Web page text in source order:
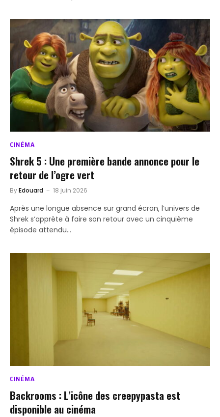
CINÉMA
Shrek 5 : Une première bande annonce pour le
retour de l’ogre vert
ByEdouard 18 juin 2026
Après une longue absence sur grand écran, l’univers de
Shrek s’apprête à faire son retour avec un cinquième
épisode attendu…
CINÉMA
Backrooms : L’icône des creepypasta est
disponible au cinéma